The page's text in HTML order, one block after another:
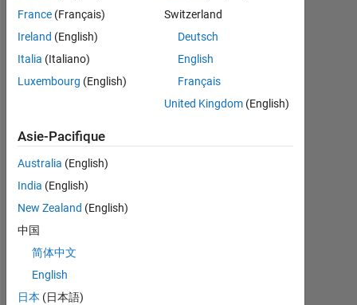
Statistiques
CONTRIBUTIONS L
-2
-1
1
2
3
4
France (Français)
Ireland (English)
Italia (Italiano)
Luxembourg (English)
Switzerland
Deutsch
English
Français
United Kingdom(English)
Asie-Pacifique
Australia (English)
India (English)
New Zealand (English)
中国
简体中文
English
日本 (日本語)